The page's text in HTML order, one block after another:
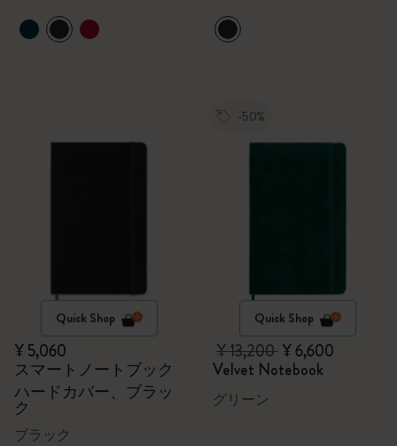
Quick Shop
¥ 5,060
スマートノートブック
ハードカバー、ブラッ
ク
ブラック
-50%
Quick Shop
¥ 13,200¥ 6,600
Velvet Notebook
グリーン